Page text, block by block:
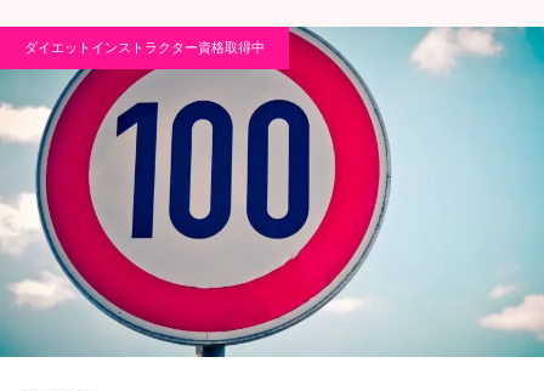
ダイエットインストラクター資格取得中